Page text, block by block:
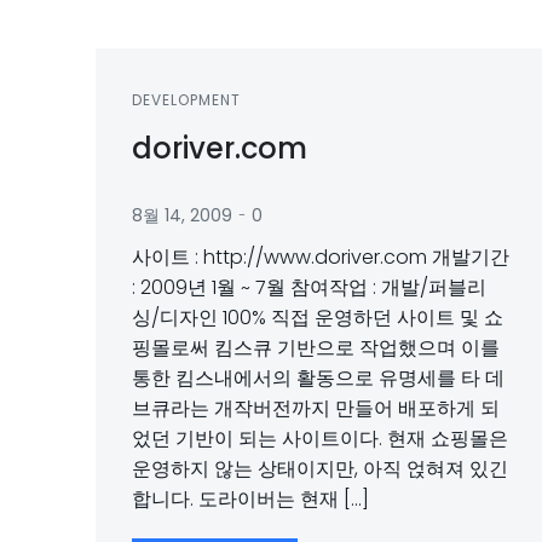
DEVELOPMENT
doriver.com
8월 14, 2009 - 0
사이트 : http://www.doriver.com 개발기간
: 2009년 1월 ~ 7월 참여작업 : 개발/퍼블리
싱/디자인 100% 직접 운영하던 사이트 및 쇼
핑몰로써 킴스큐 기반으로 작업했으며 이를
통한 킴스내에서의 활동으로 유명세를 타 데
브큐라는 개작버전까지 만들어 배포하게 되
었던 기반이 되는 사이트이다. 현재 쇼핑몰은
운영하지 않는 상태이지만, 아직 얹혀져 있긴
합니다. 도라이버는 현재 […]